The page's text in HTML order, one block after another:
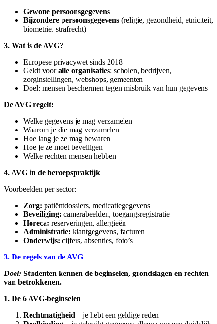
Gewone persoonsgegevens
Bijzondere persoonsgegevens (religie, gezondheid, etniciteit,
biometrie, strafrecht)
3. Wat is de AVG?
Europese privacywet sinds 2018
Geldt vooralle organisaties: scholen, bedrijven,
zorginstellingen, webshops, gemeenten
Doel: mensen beschermen tegen misbruik van hun gegevens
De AVG regelt:
Welke gegevens je mag verzamelen
Waarom je die mag verzamelen
Hoe lang je ze mag bewaren
Hoe je ze moet beveiligen
Welke rechten mensen hebben
4. AVG in de beroepspraktijk
Voorbeelden per sector:
Zorg: patiëntdossiers, medicatiegegevens
Beveiliging: camerabeelden, toegangsregistratie
Horeca: reserveringen, allergieën
Administratie: klantgegevens, facturen
Onderwijs: cijfers, absenties, foto’s
3. De regels van de AVG
Doel: Studenten kennen de beginselen, grondslagen en rechten
van betrokkenen.
1. De 6 AVG‑beginselen
Rechtmatigheid – je hebt een geldige reden